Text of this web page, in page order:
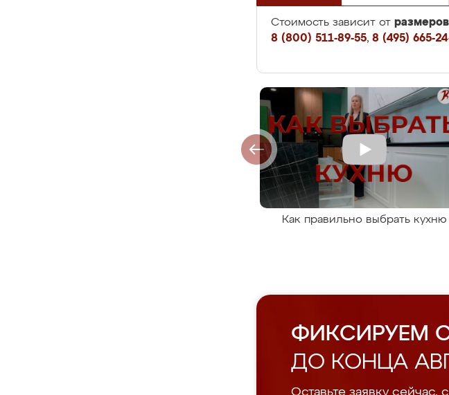
Стоимость зависит от
8 (800) 511-89-55, 8 (495) 665-
Как правильно выбрать кухню
ФИКСИРУЕМ
ДО КОНЦА
Оставьте заявку сейчас,